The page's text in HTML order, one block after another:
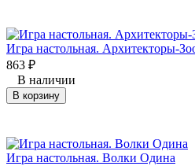
Игра настольная. Архитекторы-
863 ₽
В наличии
В корзину
Игра настольная. Волки Одина